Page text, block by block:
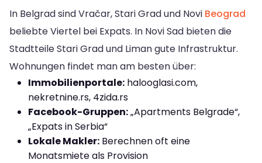
In Belgrad sind Vračar, Stari Grad und Novi Beograd
beliebte Viertel bei Expats. In Novi Sad bieten die
Stadtteile Stari Grad und Liman gute Infrastruktur.
Wohnungen findet man am besten über:
Immobilienportale: halooglasi.com,
nekretnine.rs, 4zida.rs
Facebook-Gruppen:„Apartments Belgrade“,
„Expats in Serbia“
Lokale Makler: Berechnen oft eine
Monatsmiete als Provision